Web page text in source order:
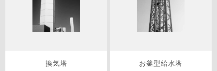
換気塔 お釜型給水塔